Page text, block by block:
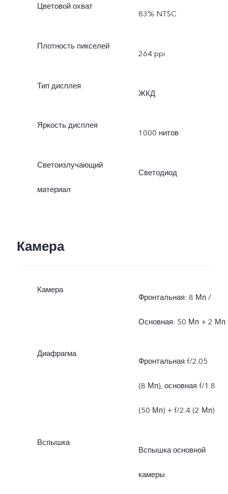
Цветовой охват
83% NTSC
Плотность пикселей
264 ppi
Тип дисплея
ЖКД
Яркость дисплея
1000 нитов
Светоизлучающий
материал
Светодиод
Камера
Камера
Фронтальная: 8 Мп /
Основная: 50 Мп + 2 Мп
Диафрагма
Фронтальная f/2.05
(8 Мп), основная f/1.8
(50 Мп) + f/2.4 (2 Мп)
Вспышка
Вспышка основной
камеры